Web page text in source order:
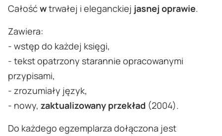
Całośćwtrwałej i eleganckiej jasnej oprawie.
Zawiera:
- wstęp do każdej księgi,
- tekst opatrzony starannie opracowanymi
przypisami,
- zrozumiały język,
- nowy, zaktualizowany przekład (2004).
Do każdego egzemplarza dołączona jest